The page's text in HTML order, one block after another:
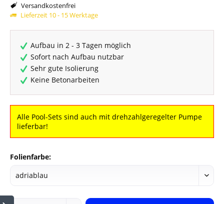
Versandkostenfrei
Lieferzeit 10 - 15 Werktage
Aufbau in 2 - 3 Tagen möglich
Sofort nach Aufbau nutzbar
Sehr gute Isolierung
Keine Betonarbeiten
Alle Pool-Sets sind auch mit drehzahlgeregelter Pumpe
lieferbar!
Folienfarbe: